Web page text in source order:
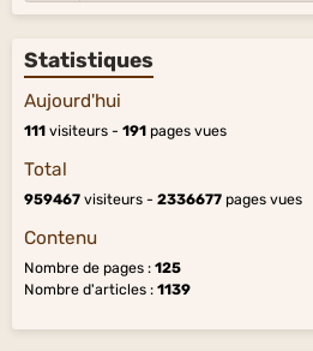
Statistiques
Aujourd'hui
111 visiteurs - 191 pages vues
Total
959467 visiteurs - 2336677 pages vues
Contenu
Nombre de pages : 125
Nombre d'articles : 1139